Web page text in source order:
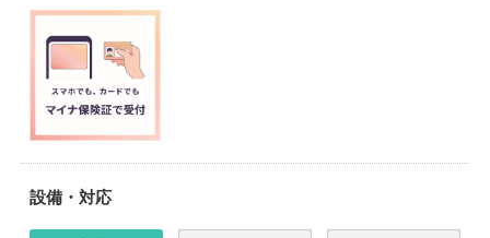
設備・対応